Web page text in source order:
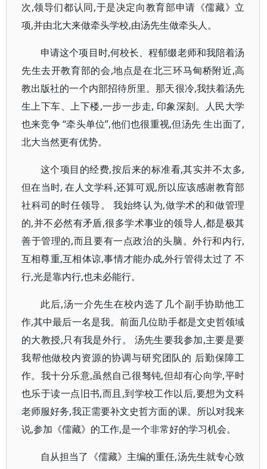
次,领导们都认同,于是决定向教育部申请《儒藏》立
项,并由北大来做牵头学校,由汤先生做牵头人。
申请这个项目时,何校长、程郁缀老师和我陪着汤
先生去开教育部的会,地点是在北三环马甸桥附近,高
教出版社的一个内部招待所里。那天很冷,我扶着汤先
生上下车、上下楼,一步一步走, 印象深刻。人民大学
也来竞争 “牵头单位”,他们也很重视,但汤先 生出面了,
北大当然更有优势。
这个项目的经费,按后来的标准看,其实并不太多,
但在当时, 在人文学科,还算可观,所以应该感谢教育部
社科司的时任领导。 我始终认为,做学术的和做管理
的,并不必然有矛盾,很多学术事业的领导人,都是极其
善于管理的,而且要有一点政治的头脑。外行和内行,
互相尊重,互相体谅,事情才能办成,外行管得太过了 不
行,光是靠内行,也未必能行。
此后,汤一介先生在校内选了几个副手协助他工
作,其中最后一名是我。前面几位助手都是文史哲领域
的大教授,只有我是外行。 汤先生要我参加,主要是要
我帮他做校内资源的协调与研究团队的 后勤保障工
作。我十分乐意,虽然自己很驽钝,但却有心向学,平时
也乐于读一点旧书,而且,到学校工作以后,要想为文科
老师服好务,我正需要补文史哲方面的课。所以对我来
说,参加《儒藏》的工作,是一个非常好的学习机会。
自从担当了《儒藏》主编的重任,汤先生就专心致